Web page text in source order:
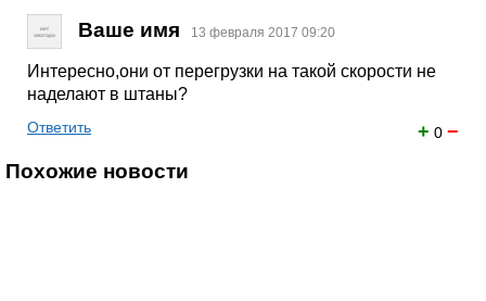
Ваше имя 13 февраля 2017 09:20
Интересно,они от перегрузки на такой скорости не
наделают в штаны?
+ 0 −
Ответить
Похожие новости